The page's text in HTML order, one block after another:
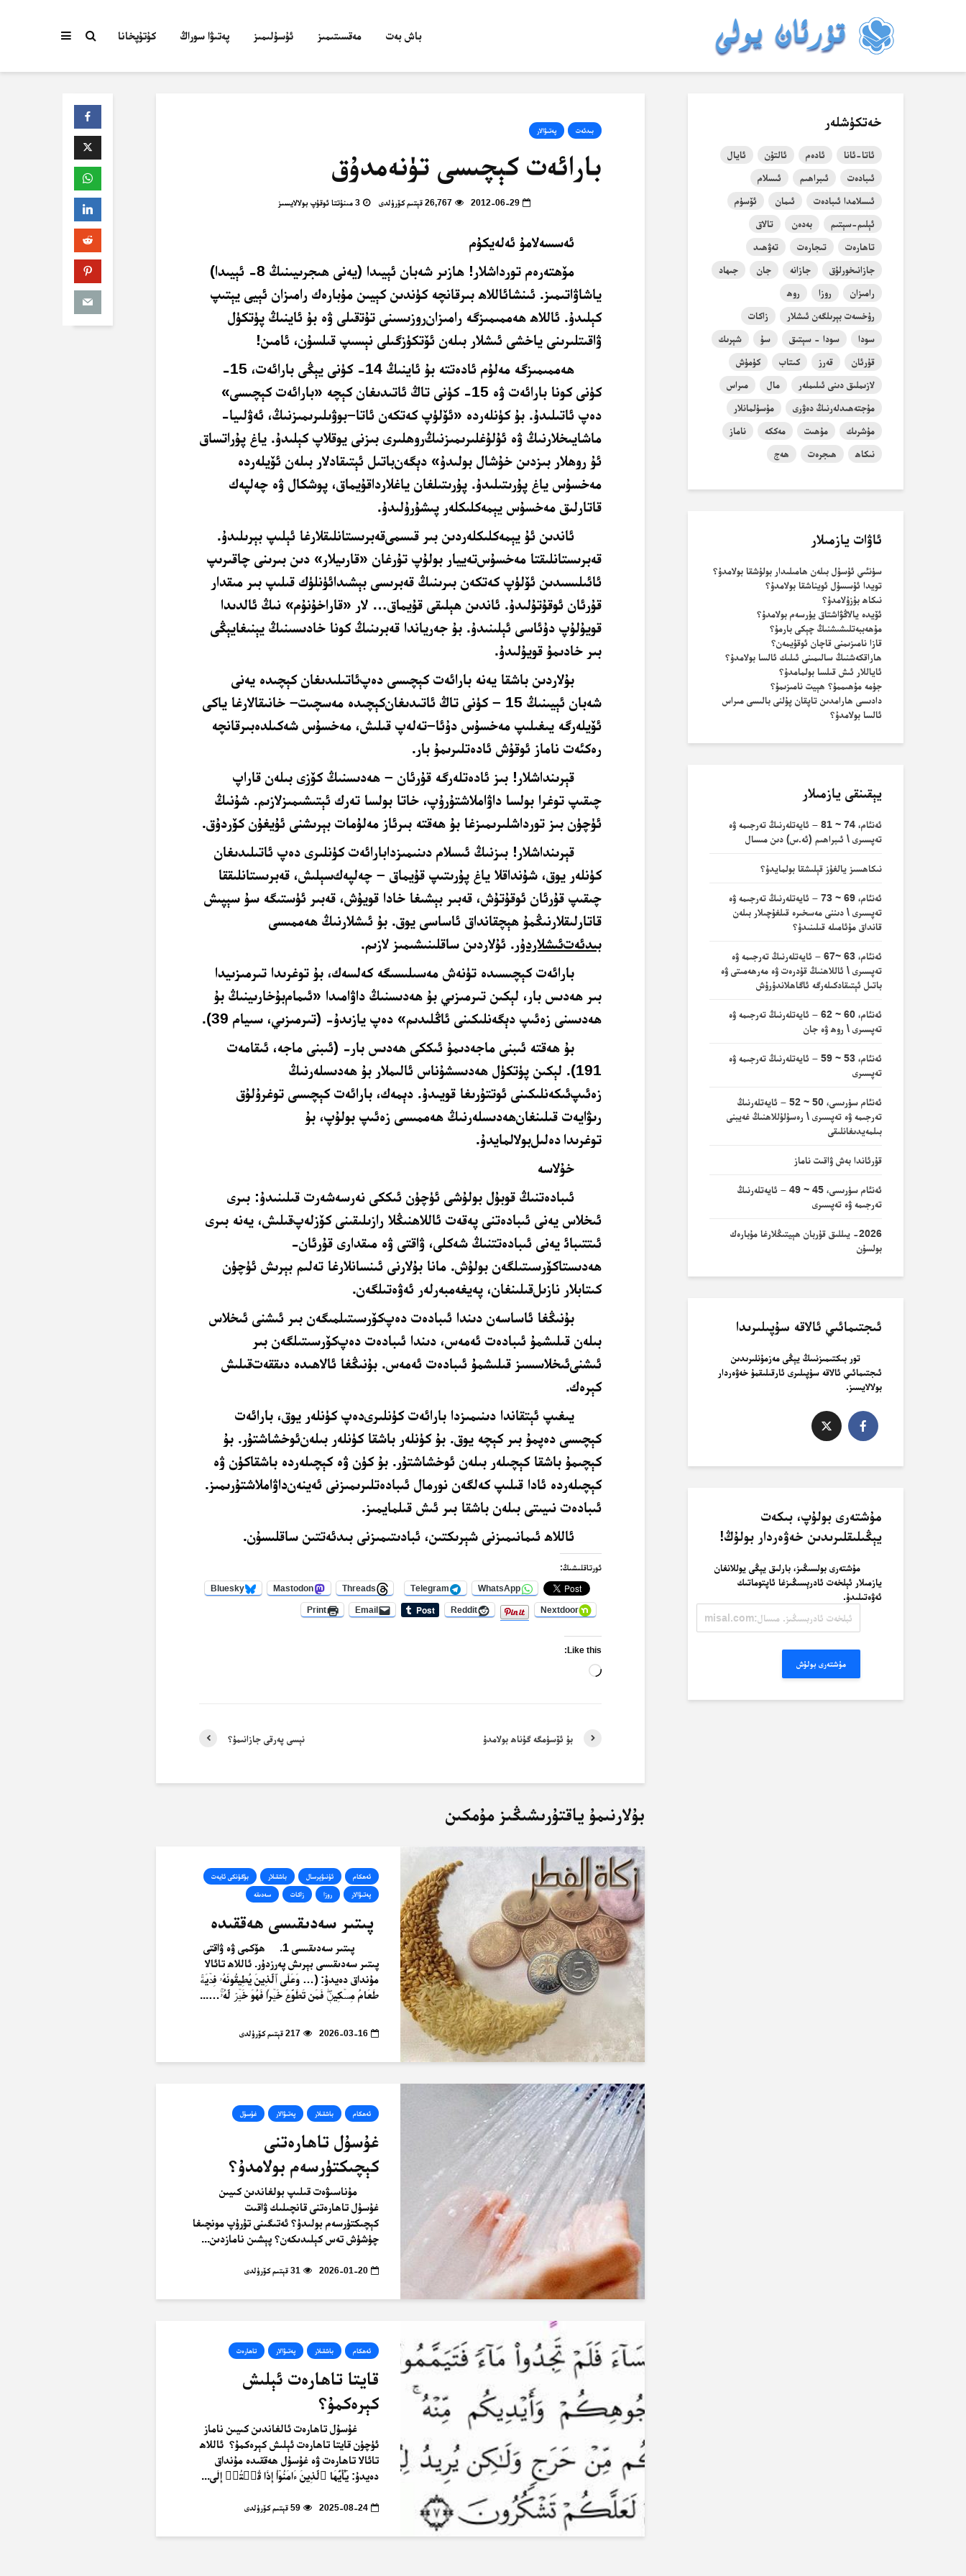
باش بەت مەقسىتىمىز ئۇسۇلىمىز پەتىۋا سوراڭ كۇتۇپخانا
بىدئەت پەتىۋالار
بارائەت كېچىسى تۈنەمدۇق
2012-06-29 26,767 قېتىم كۆرۈلدى 3 مىنۇتتا ئوقۇپ بولالايسىز
ﺋﻪﺳﺴﻪﻻﻣﯘ ﺋﻪﻟﻪﻳﻜﯘﻡ
ﻣﯚﮬﺘﻪﺭﻩﻡ ﺗﻮﺭﺩﺍﺷﻼﺭ!
ﮬﺎﺯﯨﺮ ﺷﻪﺑﺎﻥ ﺋﯧﻴﯩﺪﺍ (يەنى ﮬﯩﺠﺮﯨﻴﯩﻨﯩﯔ 8- ئېيىدا)
ﻳﺎﺷﺎﯞﺍﺗﯩﻤﯩﺰ. ﺋﯩﻨﺸﺎﺋﺎﻟﻼﮬ ﺑﯩﺮﻗﺎﻧﭽﻪ ﻛﯜﻧﺪﯨﻦ ﻛﯧﻴﯩﻦ ﻣﯘﺑﺎﺭﻩﻙ ﺭﺍﻣﯩﺰﺍﻥ ﺋﯧﻴﻰ ﻳﯧﺘﯩﭗ
ﻛﯧﻠﯩﺪﯗ. ﺋﺎﻟﻼﮬ ﮬﻪﻣﻤﯩﻤﯩﺰﮔﻪ ﺭﺍﻣﯩﺰﺍﻥﺭﻭﺯﯨﺴﯩﻨﻰ ﺗﯘﺗقىلى ﯞﻩ ﺑﯘ ﺋﺎﻳﻨﯩﯔ ﭘﯜﺗﻜﯜﻝ
ﯞﺍﻗﯩﺘﻠﯩﺮﯨﻨﻰ ﻳﺎﺧﺸﻰ ﺋﯩﺸﻼﺭ ﺑﯩﻠﻪﻥ ﺋﯚﺗﻜﯜﺯگىلى ﻧﯧﺴﯩﭗ ﻗﯩﻠﺴﯘﻥ، ﺋﺎﻣﯩﻦ!
ﮬﻪﻣﻤﯩﻤﯩﺰﮔﻪ ﻣﻪﻟﯘﻡ ئادەتتە ﺑﯘ ﺋﺎﻳﻨﯩﯔ 14- ﻛﯜﻧﻰ ﻳﯧﯖﻰ ﺑﺎﺭﺍﺋﻪﺕ، 15-
ﻛﯜﻧﻰ ﻛﻮﻧﺎ ﺑﺎﺭﺍﺋﻪﺕ ﯞﻩ 15- ﻛﯜﻧﻰ ﺗﺎﯓ ﺋﺎﺗﯩﺪﯨﻐﺎﻥ ﻛﯧﭽﻪ «ﺑﺎﺭﺍﺋﻪﺕ ﻛﯧﭽﯩﺴﻰ»
ﺩﻩﭖ ﺋﺎﺗﯩﻠﯩﺪﯗ. ﺑﯘ ﻛﯜﻧﻠﻪﺭﺩﻩ «ﺋﯚﻟﯜﭖ ﻛﻪﺗﻜﻪﻥ ﺋﺎﺗﺎ–ﺑﻮﯞﯨﻠﯩﺮﯨﻤﯩﺰﻧﯩﯔ، ﺋﻪﯞﻟﯩﻴﺎ-
ماﺷﺎﻳﯩﺨﻼﺭﻧﯩﯔ ﯞﻩ ﺋﯘﻟﯘﻏﻠﯩﺮﯨﻤﯩﺰﻧﯩﯔﺭﻭﮬﻠﯩﺮﻯ ﺑﯩﺰﻧﻰ ﻳﻮﻗﻼﭖ ﻛﯧﻠﯩﺪﯗ. ﻳﺎﻍ ﭘﯘﺭﺍﺗﺴﺎﻕ
ﺋﯘ ﺭﻭﮬﻼﺭ ﺑﯩﺰﺩﯨﻦ ﺧﯘﺷﺎﻝ ﺑﻮﻟﯩﺪﯗ» ﺩﯦﮕﻪﻥﺑﺎﺗﯩﻞ ﺋﯧﺘﯩﻘﺎﺩﻻﺭ ﺑﯩﻠﻪﻥ ﺋﯚﻳﻠﻪﺭﺩﻩ
ﻣﻪﺧﺴﯘﺱ ﻳﺎﻍ ﭘﯘﺭﯨﺘﯩﻠﯩﺪﯗ. ﭘﯘﺭﯨﺘﯩﻠﻐﺎﻥ ﻳﺎﻏﻼﺭﺩﺍﻗﯘﻳﻤﺎﻕ، ﭘﻮﺷﻜﺎﻝ ﯞﻩ ﭼﻪﻟﭙﻪﻙ
ﻗﺎﺗﺎﺭﻟﯩﻖ ﻣﻪﺧﺴﯘﺱ ﻳﯧﻤﻪﻛﻠﯩﻜﻠﻪﺭ ﭘﯩﺸﯘﺭﯗﻟﯩﺪﯗ.
ئاندىن ئۇ ﻳﯧﻤﻪﻛﻠﯩﻜﻠﻪﺭﺩﯨﻦ ﺑﯩﺮ ﻗﯩﺴﻤﻰﻗﻪﺑﺮﯨﺴﺘﺎﻧﻠﯩﻘﻼﺭﻏﺎ ﺋﯧﻠﯩﭗ ﺑﯧﺮﯨﻠﯩﺪﯗ.
ﻗﻪﺑﺮﯨﺴﺘﺎﻧﻠﯩﻘﺘﺎ ﻣﻪﺧﺴﯘﺱﺗﻪﻳﻴﺎﺭ ﺑﻮﻟﯘﭖ ﺗﯘﺭﻏﺎﻥ «ﻗﺎﺭﯨﻴﻼﺭ» ﺩﯨﻦ ﺑﯩﺮﯨﻨﻰ ﭼﺎﻗﯩﺮﯨﭗ
ﺋﺎﺋﯩﻠﯩﺴﯩﺪﯨﻦ ﺋﯚﻟﯜﭖ ﻛﻪﺗﻜﻪﻥ ﺑﯩﺮﯨﻨﯩﯔ ﻗﻪﺑﺮﯨﺴﻰ ﺑﯧﺸﯩﺪﺍﺋﯜﻧﻠﯜﻙ ﻗﯩﻠﯩﭗ ﺑﯩﺮ ﻣﯩﻘﺪﺍﺭ
ﻗﯘﺭﺋﺎﻥ ﺋﻮﻗﯘﺗﯘﻟﯩﺪﯗ. ﺋﺎﻧﺪﯨﻦ ﮬﯧﻠﯩﻘﻰ ﻗﯘﻳﻤﺎﻕ… ﻻﺭ «ﻗﺎﺭﺍﺧﯘﻧﯘﻡ» ﻧﯩﯔ ﺋﺎﻟﺪﯨﺪﺍ
ﻗﻮﻳﯘﻟﯘﭖ ﺩﯗﺋﺎﺳﻰ ﺋﯧﻠﯩﻨﯩﺪﯗ. ﺑﯘ ﺟﻪﺭﻳﺎﻧﺪﺍ ﻗﻪﺑﺮﯨﻨﯩﯔ ﻛﻮﻧﺎ ﺧﺎﺩﯨﺴﯩﻨﯩﯔ ﻳﯧﻨﯩﻐﺎﻳﯧﯖﻰ
ﺑﯩﺮ ﺧﺎﺩﯨﻤﯘ ﻗﻮﻳﯘﻟﯩﺪﯗ.
ﺑﯘﻻﺭﺩﯨﻦ ﺑﺎﺷﻘﺎ ﻳﻪﻧﻪ ﺑﺎﺭﺍﺋﻪﺕ ﻛﯧﭽﯩﺴﻰ ﺩﻩﭖﺋﺎﺗﯩﻠﯩﺪﯨﻐﺎﻥ ﻛﯧﭽﯩﺪﻩ ﻳﻪﻧﻰ
ﺷﻪﺑﺎﻥ ﺋﯧﻴﯩﻨﯩﯔ 15 – ﻛﯜﻧﻰ ﺗﺎﯓ ﺋﺎﺗﯩﺪﯨﻐﺎﻥﻛﯧﭽﯩﺪﻩ ﻣﻪﺳﭽﯩﺖ– ﺧﺎﻧﯩﻘﺎﻻﺭﻏﺎ ﻳﺎﻛﻰ
ﺋﯚﻳﻠﻪﺭﮔﻪ ﻳﯩﻐﯩﻠﯩﭗ ﻣﻪﺧﺴﯘﺱ ﺩﯗﺋﺎ–ﺗﻪﻟﻪﭖ ﻗﯩﻠﯩﺶ، ﻣﻪﺧﺴﯘﺱ ﺷﻪﻛﯩﻠﺪﻩﺑﯩﺮﻗﺎﻧﭽﻪ
ﺭﻩﻛﺌﻪﺕ ﻧﺎﻣﺎﺯ ﺋﻮﻗﯘﺵ ﺋﺎﺩﻩﺗﻠﯩﺮﯨﻤﯘ ﺑﺎﺭ.
ﻗﯧﺮﯨﻨﺪﺍﺷﻼﺭ! ﺑﯩﺰ ئادەتلەرگە ﻗﯘﺭﺋﺎﻥ – ھەدىسنىڭ ﻛﯚﺯﻯ ﺑﯩﻠﻪﻥ ﻗﺎﺭﺍﭖ
ﭼﯩﻘﯩﭗ ﺗﻮﻏﺮﺍ ﺑﻮﻟﺴﺎ ﺩﺍﯞﺍﻣﻼﺷﺘﯘﺭﯗﭖ، ﺧﺎﺗﺎ ﺑﻮﻟﺴﺎ ﺗﻪﺭﻙ ﺋﯧﺘﯩﺸﯩﻤﯩﺰﻻﺯﯨﻢ. ﺷﯘﻧﯩﯔ
ﺋﯜﭼﯜﻥ ﺑﯩﺰ ﺗﻮﺭﺩﺍﺷﻠﯩﺮﯨﻤﯩﺰﻏﺎ ﺑﯘ ﮬﻪﻗﺘﻪ ﺑﯩﺮﺋﺎﺯ ﻣﻪﻟﯘﻣﺎﺕ ﺑﯧﺮﯨﺸﻨﻰ ﺋﯘﻳﻐﯘﻥ ﻛﯚﺭﺩﯗﻕ.
ﻗﯧﺮﯨﻨﺪﺍﺷﻼﺭ! ﺑﯩﺰﻧﯩﯔ ﺋﯩﺴﻼﻡ ﺩﯨﻨﯩﻤﯩﺰﺩﺍﺑﺎﺭﺍﺋﻪﺕ ﻛﯜﻧﻠﯩﺮﻯ ﺩﻩﭖ ﺋﺎﺗﯩﻠﯩﺪﯨﻐﺎﻥ
ﻛﯜﻧﻠﻪﺭ ﻳﻮﻕ، ﺷﯘﻧﺪﺍﻗﻼ ﻳﺎﻍ ﭘﯘﺭﯨﺘﯩﭗ ﻗﯘﻳﻤﺎﻕ – ﭼﻪﻟﭙﻪﻙﺳﯧﻠﯩﺶ، ﻗﻪﺑﺮﯨﺴﺘﺎﻧﻠﯩﻘﻘﺎ
ﭼﯩﻘﯩﭗ ﻗﯘﺭﺋﺎﻥ ﺋﻮﻗﯘﺗﯘﺵ، قەبىر بېشىغا ﺧﺎﺩﺍ ﻗﻮﻳﯘﺵ، قەبىر ئۈستىگە سۇ سېپىش
ﻗﺎﺗﺎﺭﻟﯩﻘﻼﺭﻧﯩﯖﻤﯘ ﮬﯧﭽﻘﺎﻧﺪﺍﻕ ﺋﺎﺳﺎﺳﻰ ﻳﻮﻕ. ﺑﯘ ﺋﯩﺸﻼﺭﻧﯩﯔ ﮬﻪﻣﻤﯩﺴﻰ
ﺑﯩﺪﺋﻪﺕﺋﯩﺸﻼﺭﺩﯗﺭ. ﺋﯘﻻﺭﺩﯨﻦ ﺳﺎﻗﻠﯩﻨﯩﺸﯩﻤﯩﺰ ﻻﺯﯨﻢ.
ﺑﺎﺭﺍﺋﻪﺕ ﻛﯧﭽﯩﺴﯩﺪﻩ ﺗﯜﻧﻪﺵ ﻣﻪﺳﯩﻠﯩﺴﯩﮕﻪ ﻛﻪﻟﺴﻪﻙ، ﺑﯘ ﺗﻮﻏﺮﯨﺪﺍ ﺗﯩﺮﻣﯩﺰﯨﻴﺪﺍ
ﺑﯩﺮ ﮬﻪﺩﯨﺲ ﺑﺎﺭ، ﻟﯧﻜﯩﻦ ﺗﯩﺮﻣﯩﺰﯨﻲ ﺑﯘ ﮬﻪﺩﯨﺴﻨﯩﯔ ﺩﺍﯞﺍﻣﯩﺪﺍ «ﺋﯩﻤﺎﻡﺑﯘﺧﺎﺭﯨﻴﻨﯩﯔ ﺑﯘ
ﮬﻪﺩﯨﺴﻨﻰ ﺯﻩﺋﯩﭗ ﺩﯦﮕﻪﻧﻠﯩﻜﯩﻨﻰ ﺋﺎﯕﻠﯩﺪﯨﻢ» ﺩﻩﭖ ﻳﺎﺯﯨﺪﯗ- (ﺗﯩﺮﻣﯩﺰﯨﻲ، ﺳﯩﻴﺎﻡ 39).
ﺑﯘ ﮬﻪﻗﺘﻪ ﺋﯩﺒﻨﻰ ﻣﺎﺟﻪﺩﯨﻤﯘ ﺋﯩﻜﻜﻰ ﮬﻪﺩﯨﺲ ﺑﺎﺭ- (ﺋﯩﺒﻨﻰ ﻣﺎﺟﻪ، ﺋﯩﻘﺎﻣﻪﺕ
191). ﻟﯧﻜﯩﻦ ﭘﯜﺗﻜﯜﻝ ﮬﻪﺩﯨﺴﺸﯘﻧﺎﺱ ﺋﺎﻟﯩﻤﻼﺭ ﺑﯘ ﮬﻪﺩﯨﺴﻠﻪﺭﻧﯩﯔ
ﺯﻩﺋﯩﭗﺋﯩﻜﻪﻧﻠﯩﻜﯩﻨﻰ ﺋﻮﺗﺘﯘﺭﯨﻐﺎ ﻗﻮﻳﯩﺪﯗ. ﺩﯦﻤﻪﻙ، ﺑﺎﺭﺍﺋﻪﺕ ﻛﯧﭽﯩﺴﻰ ﺗﻮﻏﺮﯗﻟﯘﻕ
ﺭﯨﯟﺍﻳﻪﺕ ﻗﯩﻠﯩﻨﻐﺎﻥﮬﻪﺩﯨﺴﻠﻪﺭﻧﯩﯔ ﮬﻪﻣﻤﯩﺴﻰ ﺯﻩﺋﯩﭗ ﺑﻮﻟﯘﭖ، بۇ
توغرىدا ﺩﻩﻟﯩﻞﺑﻮﻻﻟﻤﺎﻳﺪﯗ.
ﺧﯘﻻﺳﻪ
ﺋﯩﺒﺎﺩﻩﺗﻨﯩﯔ ﻗﻮﺑﯘﻝ ﺑﻮﻟﯘﺷﻰ ﺋﯜﭼﯜﻥ ﺋﯩﻜﻜﻰ ﻧﻪﺭﺳﻪﺷﻪﺭﺕ ﻗﯩﻠﯩﻨﯩﺪﯗ: ﺑﯩﺮﻯ
ﺋﯩﺨﻼﺱ ﻳﻪﻧﻰ ﺋﯩﺒﺎﺩﻩﺗﻨﻰ ﭘﻪﻗﻪﺕ ﺋﺎﻟﻼﮬﻨﯩﯖﻼ ﺭﺍﺯﯨﻠﯩﻘﯩﻨﻰ ﻛﯚﺯﻟﻪﭖﻗﯩﻠﯩﺶ، ﻳﻪﻧﻪ ﺑﯩﺮﻯ
ﺋﯩﺘﺘﯩﺒﺎﺋ ﻳﻪﻧﻰ ﺋﯩﺒﺎﺩﻩﺗﺘﻨﯩﯔ ﺷﻪﻛﻠﻰ، ﯞﺍﻗﺘﻰ ﯞﻩ ﻣﯩﻘﺪﺍﺭﻯ ﻗﯘﺭﺋﺎﻥ-
ﮬﻪﺩﯨﺴﺘﺎﻛﯚﺭﺳﯩﺘﯩﻠﮕﻪﻥ ﺑﻮﻟﯘﺵ. ﻣﺎﻧﺎ ﺑﯘﻻﺭﻧﻰ ﺋﯩﻨﺴﺎﻧﻼﺭﻏﺎ ﺗﻪﻟﯩﻢ ﺑﯧﺮﯨﺶ ﺋﯜﭼﯜﻥ
ﻛﯩﺘﺎﺑﻼﺭ ﻧﺎﺯﯨﻞﻗﯩﻠﯩﻨﻐﺎﻥ، ﭘﻪﻳﻐﻪﻣﺒﻪﺭﻟﻪﺭ ﺋﻪﯞﻩﺗﯩﻠﮕﻪﻥ.
ﺑﯘﻧﯩﯖﻐﺎ ﺋﺎﺳﺎﺳﻪﻥ ﺩﯨﻨﺪﺍ ﺋﯩﺒﺎﺩﻩﺕ ﺩﻩﭖﻛﯚﺭﺳﯩﺘﯩﻠﻤﯩﮕﻪﻥ ﺑﯩﺮ ﺋﯩﺸﻨﻰ ﺋﯩﺨﻼﺱ
ﺑﯩﻠﻪﻥ ﻗﯩﻠﯩﺸﻤﯘ ﺋﯩﺒﺎﺩﻩﺕ ﺋﻪﻣﻪﺱ، ﺩﯨﻨﺪﺍ ﺋﯩﺒﺎﺩﻩﺕ ﺩﻩﭖﻛﯚﺭﺳﯩﺘﯩﻠﮕﻪﻥ ﺑﯩﺮ
ﺋﯩﺸﻨﻰﺋﯩﺨﻼﺳﺴﯩﺰ ﻗﯩﻠﯩﺸﻤﯘ ﺋﯩﺒﺎﺩﻩﺕ ﺋﻪﻣﻪﺱ. ﺑﯘﻧﯩﯖﻐﺎ ﺋﺎﻻﮬﯩﺪﻩ ﺩﯨﻘﻘﻪﺕﻗﯩﻠﯩﺶ
ﻛﯧﺮﻩﻙ.
ﻳﯩﻐﯩﭗ ﺋﯧﺘﻘﺎﻧﺪﺍ ﺩﯨﻨﯩﻤﯩﺰﺩﺍ ﺑﺎﺭﺍﺋﻪﺕ ﻛﯜﻧﻠﯩﺮﻯﺩﻩﭖ ﻛﯜﻧﻠﻪﺭ ﻳﻮﻕ، ﺑﺎﺭﺍﺋﻪﺕ
ﻛﯧﭽﯩﺴﻰ ﺩﻩﭘﻤﯘ ﺑﯩﺮ ﻛﯧﭽﻪ ﻳﻮﻕ. ﺑﯘ ﻛﯜﻧﻠﻪﺭ ﺑﺎﺷﻘﺎ ﻛﯜﻧﻠﻪﺭ ﺑﯩﻠﻪﻥﺋﻮﺧﺸﺎﺷﺘﯘﺭ. ﺑﯘ
ﻛﯧﭽﯩﻤﯘ ﺑﺎﺷﻘﺎ ﻛﯧﭽﯩﻠﻪﺭ ﺑﯩﻠﻪﻥ ﺋﻮﺧﺸﺎﺷﺘﯘﺭ. بۇ كۈن ۋە كېچىلەردە ﺑﺎﺷﻘﺎﻛﯜﻥ ﯞﻩ
ﻛﯧﭽﯩﻠﻪﺭﺩﻩ ﺋﺎﺩﺍ ﻗﯩﻠﯩﭗ ﻛﻪﻟﮕﻪﻥ ﻧﻮﺭﻣﺎﻝ ﺋﯩﺒﺎﺩﻩﺗﻠﯩﺮﯨﻤﯩﺰﻧﻰ ﺋﻪﻳﻨﻪﻥﺩﺍﯞﺍﻣﻼﺷﺘﯘﺭﯨﻤﯩﺰ.
ﺋﯩﺒﺎﺩﻩﺕ ﻧﯩﻴﯩﺘﻰ ﺑﯩﻠﻪﻥ ﺑﺎﺷﻘﺎ ﺑﯩﺮ ﺋﯩﺶ ﻗﯩﻠﻤﺎﻳﻤﯩﺰ.
ئاللاھ ئىمانىمىزنى شېرىكتىن، ئبادىتىمىزنى بىدئەتتىن ساقلىسۇن.
ئورتاقلىشىڭ:
WhatsApp
Telegram
Threads
Mastodon
Bluesky
Nextdoor
Reddit
Email
Print
Like this:
Loading…
نېسى پەرقى جازانىمۇ؟ بۇ ئۆسۈمگە گۇناھ بولامدۇ
بۇلارنىمۇ ياقتۇرىشىڭىز مۇمكىن
ئەھكام ئۇنىۋېرسال باشقىلار بۈگۈنكى ئايەت
پەتىۋالار روزا زاكات سەدىقە
پىتىر سەدىقىسى ھەققىدە
پىتىر سەدىقىسى 1. ھۆكمى ۋە ۋاقتى
پىتىر سەدىقىسى بېرىش پەرزدۇر. ئاللاھ تائالا
مۇنداق دەيدۇ: ﴿… وَعَلَى ٱلَّذِينَ يُطِيقُونَهُۥ فِدۡيَةٞ
طَعَامُ مِسۡكِينٖۖ فَمَن تَطَوَّعَ خَيۡرٗا فَهُوَ خَيۡرٞ لَّهُۥۚ…...
2026-03-16 217 قېتىم كۆرۈلدى
ئەھكام باشقىلار پەتىۋالار غۇسۇل
غۇسۇل تاھارەتنى
كېچىكتۈرسەم بولامدۇ؟
مۇناسىۋەت قىلىپ بولغاندىن كىيىن
غۇسۇل تاھارەتنى قانچىلىك ۋاقىت
كېچىكتۈرسەم بولىدۇ؟ ئەتىگىنى تۇرۇپ مونچىغا
چۈشۈش تەس كېلىدىكەن؟ پېشىن نامازدىن...
2026-01-20 31 قېتىم كۆرۈلدى
ئەھكام باشقىلار پەتىۋالار تاھارەت
قايتا تاھارەت ئېلىش
كېرەكمۇ؟
غۇسۇل تاھارەت ئالغاندىن كىيىن ناماز
ئۈچۈن قايتا تاھارەت ئېلىش كېرەكمۇ؟ ئاللاھ
تائالا تاھارەت ۋە غۇسۇل ھەققىدە مۇنداق
دەيدۇ: يَٰٓأَيُّهَا ٱلَّذِينَ ءَامَنُوٓاْ إِذَا قُمۡتُمۡ إِلَى...
2025-08-24 59 قېتىم كۆرۈلدى
خەتكۈشلەر
ئاتا-ئانا ئادەم ئالتۇن
ئايال
ئىبادەت
ئىبراھىم
ئىسلام
ئىسلامدا ئىبادەت
ئىمان
ئۆسۈم
ئېلىم-سېتىم
بەدەن
تالاق
تاھارەت
تىجارەت
تەۋھىد
جازانىخورلۇق
جازانە جان
جىھاد
رامىزان
روزا
روھ
رۇخسەت بېرىلگەن ئىشلار
زاكات
سودا
سودا - سېتىق سۇ
شېرىك
قۇرئان
قەرز كىتاب
كۈمۈش
لازىملىق دىنى ئىلىملەر
مال
مىراس
مۇجتەھىدلەرنىڭ دەۋرى
مۇسۇلمانلار
مۇشرىك
مۇھىت مەككە
ناماز
نىكاھ
ھىجرەت ھەج
ئاۋات يازمىلار
سۈنئىي ئۇسۇل بىلەن ھامىلىدار بولۇشقا بولامدۇ؟
تويدا ئۇسسۇل ئويناشقا بولامدۇ؟
نىكاھ بۇزۇلامدۇ؟
ئۆيدە يالاڭۋاشتاق يۈرسەم بولامدۇ؟
مۇھەببەتلىشىشنىڭ چېكى بارمۇ؟
قازا نامىزىمنى قاچان ئوقۇيمەن؟
ھاراقكەشنىڭ سالىمىنى ئىلىك ئالسا بولامدۇ؟
ئاياللار ئىش قىلسا بولمامدۇ؟
جۈمە مۇھىممۇ؟ ھېيت نامىزىمۇ؟
دادىسى ھارامدىن تاپقان پۇلنى بالىسى مىراس
ئالسا بولامدۇ؟
يېقىنقى يازمىلار
ئەنئام، 74 ~ 81 – ئايەتلەرنىڭ تەرجىمە ۋە
تەپسىرى \ ئىبراھىم (ئە.س) دىن مىسال
نىكاھسىز يالغۇز قېلىشقا بولمايدۇ؟
ئەنئام، 69 ~ 73 – ئايەتلەرنىڭ تەرجىمە ۋە
تەپسىرى \ دىننى مەسخىرە قىلغۇچىلار بىلەن
قانداق مۇئامىلە قىلىنىدۇ؟
ئەنئام، 63 ~67 – ئايەتلەرنىڭ تەرجىمە ۋە
تەپسىرى \ ئاللاھنىڭ قۇدرەت ۋە مەرھەمىتى ۋە
باتىل ئېتىقادكىلەرگە ئاگاھلاندۇرۇش
ئەنئام، 60 ~ 62 – ئايەتلەرنىڭ تەرجىمە ۋە
تەپسىرى \ روھ ۋە جان
ئەنئام، 53 ~ 59 – ئايەتلەرنىڭ تەرجىمە ۋە
تەپسىرى
ئەنئام سۈرىسى، 50 ~ 52 – ئايەتلەرنىڭ
تەرجىمە ۋە تەپسىرى \ رەسۇلۇللاھنىڭ غەيبنى
بىلمەيدىغانلىقى
قۇرئاندا بەش ۋاقىت ناماز
ئەنئام سۈرىسى، 45 ~ 49 – ئايەتلەرنىڭ
تەرجىمە ۋە تەپسىرى
2026- يىللىق قۇربان ھېيتىڭلارغا مۇبارەك
بولسۇن
ئىجتىمائىي ئالاقە سۇپىلىرىدا
تور بىكتىمىزنىىڭ يېڭى مەزمۇنلىرىدىن
ئىجتىمائىي ئالاقە سۇپىلىرى ئارقىلىقمۇ خەۋەردار
بولالايسىز.
مۇشتەرى بولۇپ، بىكەت
يېڭىلىقلىرىدىن خەۋەردار بولۇڭ!
مۇشتەرى بولسىڭىز، بارلىق يېڭى يوللانغان
يازمىلار ئېلخەت ئادرېسىڭىزغا ئاپتوماتىك
ئەۋەتىلىدۇ.
ئادرېسىڭىز.
مۇشتەرى بولۇش